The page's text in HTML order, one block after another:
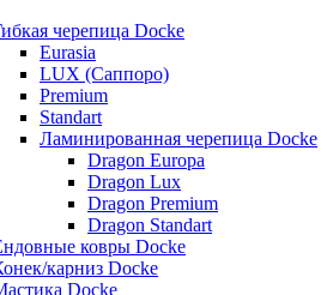
черепица Docke
Eurasia
LUX (Саппоро)
Premium
Standart
Ламинированная черепица Docke
Dragon Europa
Dragon Lux
Dragon Premium
Dragon Standart
ковры Docke
карниз Docke
Docke